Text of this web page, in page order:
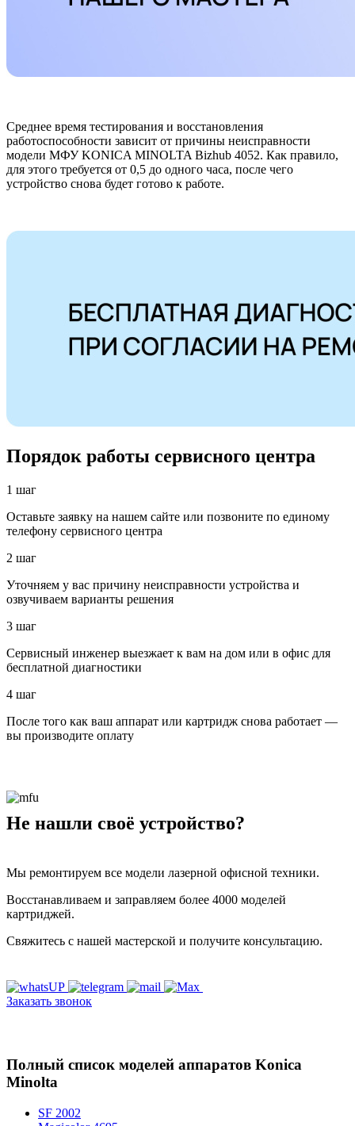
Среднее время тестирования и восстановления
работоспособности зависит от причины неисправности
модели МФУ KONICA MINOLTA Bizhub 4052. Как правило,
для этого требуется от 0,5 до одного часа, после чего
устройство снова будет готово к работе.
Порядок работы сервисного центра
1 шаг
Оставьте заявку на нашем сайте или позвоните по единому
телефону сервисного центра
2 шаг
Уточняем у вас причину неисправности устройства и
озвучиваем варианты решения
3 шаг
Сервисный инженер выезжает к вам на дом или в офис для
бесплатной диагностики
4 шаг
После того как ваш аппарат или картридж снова работает —
вы производите оплату
Не нашли своё устройство?
Мы ремонтируем все модели лазерной офисной техники.
Восстанавливаем и заправляем более 4000 моделей
картриджей.
Свяжитесь с нашей мастерской и получите консультацию.
Заказать звонок
Полный список моделей аппаратов Konica
Minolta
SF 2002